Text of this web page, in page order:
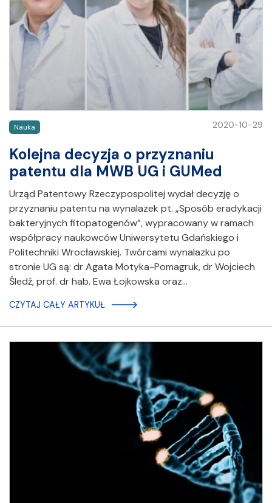
Nauka 2020-10-29
Kolejna decyzja o przyznaniu
patentu dla MWB UG i GUMed
Urząd Patentowy Rzeczypospolitej wydał decyzję o
przyznaniu patentu na wynalazek pt. „Sposób eradykacji
bakteryjnych fitopatogenów”, wypracowany w ramach
współpracy naukowców Uniwersytetu Gdańskiego i
Politechniki Wrocławskiej. Twórcami wynalazku po
stronie UG są: dr Agata Motyka-Pomagruk, dr Wojciech
Śledź, prof. dr hab. Ewa Łojkowska oraz…
CZYTAJ CAŁY ARTYKUŁ